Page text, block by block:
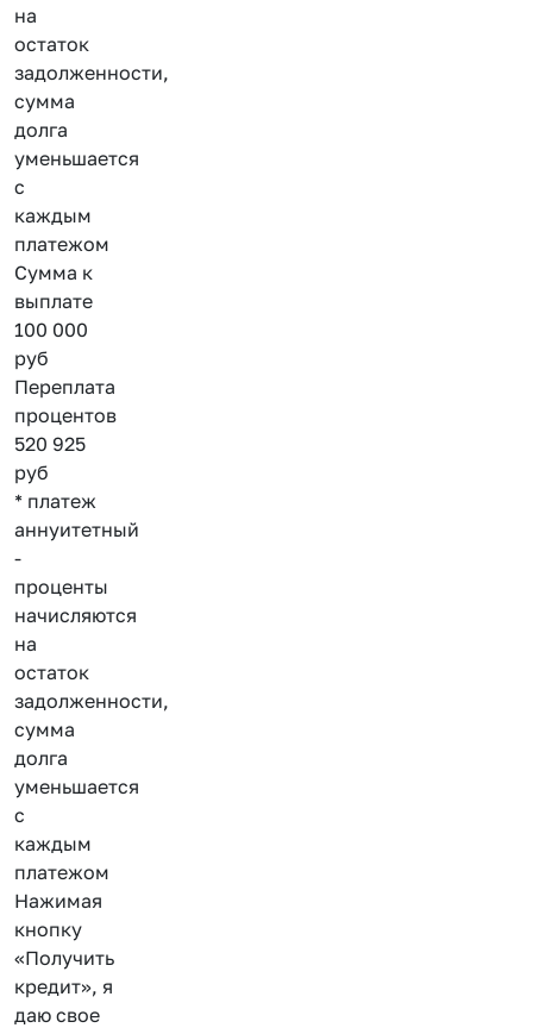
на
остаток
задолженности,
сумма
долга
уменьшается
с
каждым
платежом
Сумма к
выплате
100 000
руб
Переплата
процентов
520 925
руб
* платеж
аннуитетный
-
проценты
начисляются
на
остаток
задолженности,
сумма
долга
уменьшается
с
каждым
платежом
Нажимая
кнопку
«Получить
кредит», я
даю свое